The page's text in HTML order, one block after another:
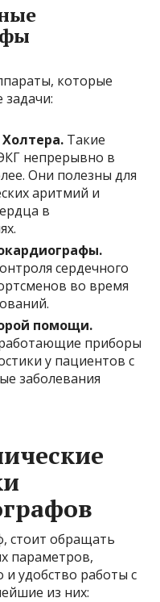
которые
Такие
непрерывно в
Они полезны для
аритмий и
в
сердечного
во время
помощи.
приборы
у пациентов с
заболевания
стоит обращать
параметров,
удобство работы с
из них: